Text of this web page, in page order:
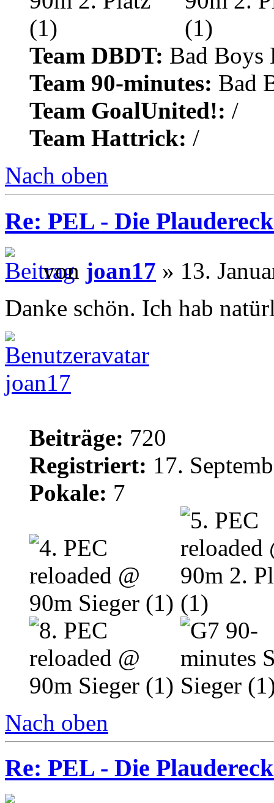
Team DBDT: Bad Boys
Team 90-minutes: Bad
Team GoalUnited!: /
Team Hattrick: /
Nach oben
Re: PEL - Die
von joan17 » 13.
Danke schön. Ich hab
joan17
Beiträge: 720
Registriert: 17.
Pokale: 7
Nach oben
Re: PEL - Die